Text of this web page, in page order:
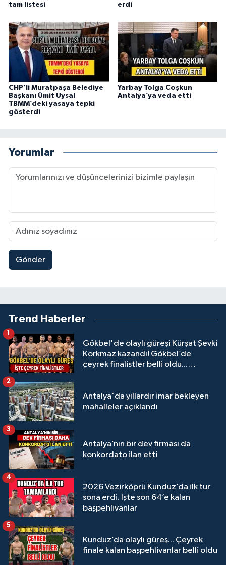
tam listesi
erdi
CHP’li Muratpaşa Belediye
Başkanı Ümit Uysal
TBMM’deki yasaya tepki
gösterdi
Yarbay Tolga Coşkun
Antalya’ya veda etti
Yorumlar
Gönder
Trend Haberler
Gökbel'de olaylı güreşi Kürşat Şevki
Korkmaz kazandı! Gökbel’de
çeyrek finalistler belli oldu...
1
Antalya'da yıllardır imar bekleyen
mahalleler açıklandı
2
Antalya’nın bir dev firması da
konkordato ilan etti
3
2026 Vezirköprü Kunduz’da ilk tur
sona erdi. İşte son 64’e kalan
başpehlivanlar
4
Kunduz’da olaylı güreş... Çeyrek
finale kalan başpehlivanlar belli oldu
5